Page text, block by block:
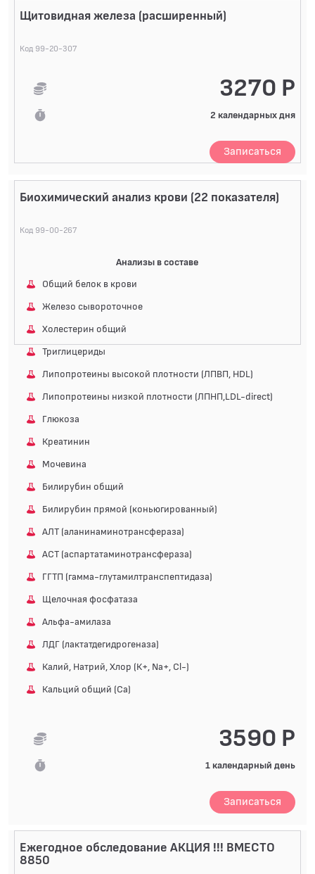
Щитовидная железа (расширенный)
Код 99-20-307
3270 Р
2 календарных дня
Записаться
Биохимический анализ крови (22 показателя)
Код 99-00-267
Анализы в составе
Общий белок в крови
Железо сывороточное
Холестерин общий
Триглицериды
Липопротеины высокой плотности (ЛПВП, HDL)
Липопротеины низкой плотности (ЛПНП,LDL-direct)
Глюкоза
Креатинин
Мочевина
Билирубин общий
Билирубин прямой (коньюгированный)
АЛТ (аланинаминотрансфераза)
АСТ (аспартатаминотрансфераза)
ГГТП (гамма-глутамилтранспептидаза)
Щелочная фосфатаза
Альфа-амилаза
ЛДГ (лактатдегидрогеназа)
Калий, Натрий, Хлор (К+, Na+, Cl-)
Кальций общий (Ca)
3590 Р
1 календарный день
Записаться
Ежегодное обследование АКЦИЯ !!! ВМЕСТО
8850